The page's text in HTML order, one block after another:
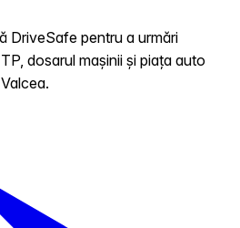
DriveSafe pentru a urmări
dosarul mașinii și piața auto